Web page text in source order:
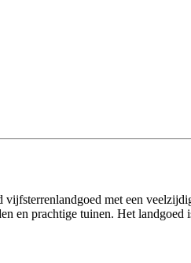
met een
en prachtige tuinen. Het